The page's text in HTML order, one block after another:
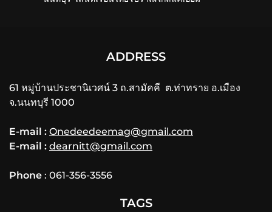
ADDRESS
61 หมู่บ้านประชานิเวศน์ 3 ถ.สามัคคี ต.ท่าทราย อ.เมือง
จ.นนทบุรี 1000
E-mail : Onedeedeemag@gmail.com
E-mail : dearnitt@gmail.com
Phone : 061-356-3556
TAGS